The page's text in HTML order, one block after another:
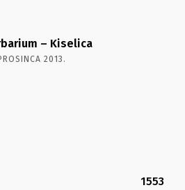
– Kiselica
2013.
1553